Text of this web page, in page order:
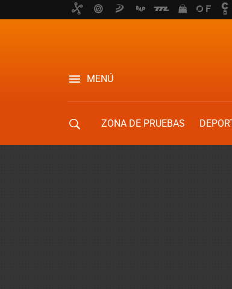
MENÚ
ZONA DE PRUEBAS